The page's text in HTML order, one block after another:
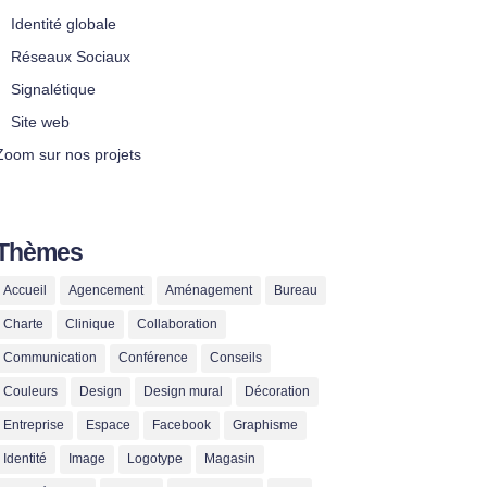
Identité globale
Réseaux Sociaux
Signalétique
Site web
sur nos projets
Accueil Agencement Aménagement Bureau
Charte Clinique Collaboration
Communication Conférence Conseils
Couleurs Design Design mural Décoration
Entreprise Espace Facebook Graphisme
Identité Image Logotype Magasin